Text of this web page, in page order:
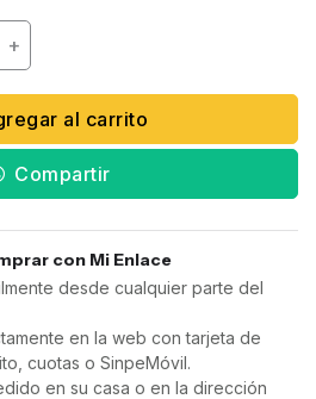
+
al carrito
Compartir
con Mi Enlace
desde cualquier parte del
en la web con tarjeta de
cuotas o SinpeMóvil.
en su casa o en la dirección